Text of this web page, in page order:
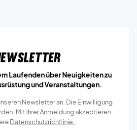
Laufenden über Neuigkeiten zu
und Veranstaltungen.
Newsletter an. Die Einwilligung
Mit Ihrer Anmeldung akzeptieren
Datenschutzrichtlinie.